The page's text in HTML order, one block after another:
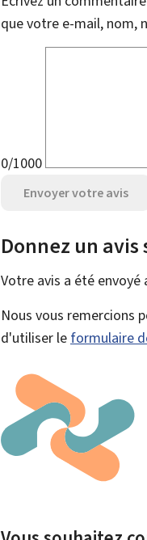
que votre e-mail, nom,
0/1000
Envoyer votre avis
Donnez un
Votre avis a été envoyé
Nous vous remercions
d'utiliser le formulaire